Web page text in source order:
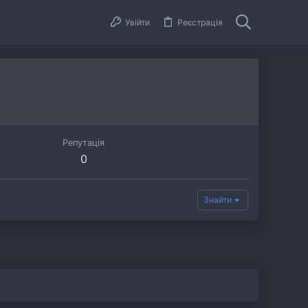
Увійти Реєстрація
Репутація
0
Знайти